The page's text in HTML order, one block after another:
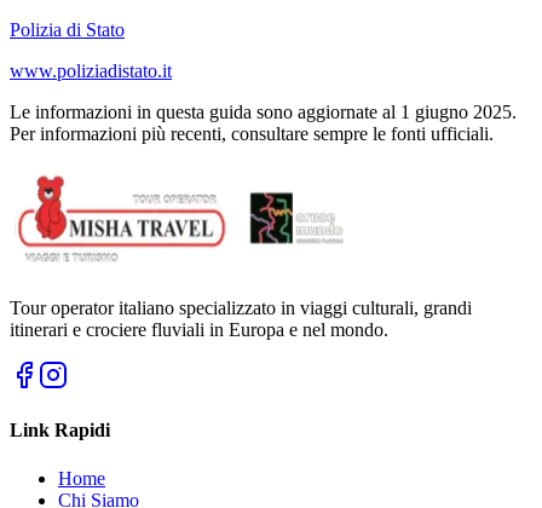
Polizia di Stato
www.poliziadistato.it
Le informazioni in questa guida sono aggiornate al 1 giugno 2025.
Per informazioni più recenti, consultare sempre le fonti ufficiali.
Tour operator italiano specializzato in viaggi culturali, grandi
itinerari e crociere fluviali in Europa e nel mondo.
Link Rapidi
Home
Chi Siamo